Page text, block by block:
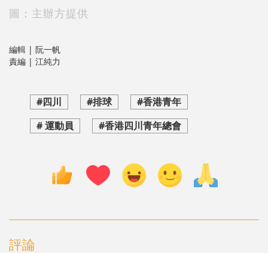
圖：主辦方提供
編輯 | 阮一帆
責編 | 江純力
#四川 #排球
#香港青年
# 運動員
#香港四川青年總會
評論